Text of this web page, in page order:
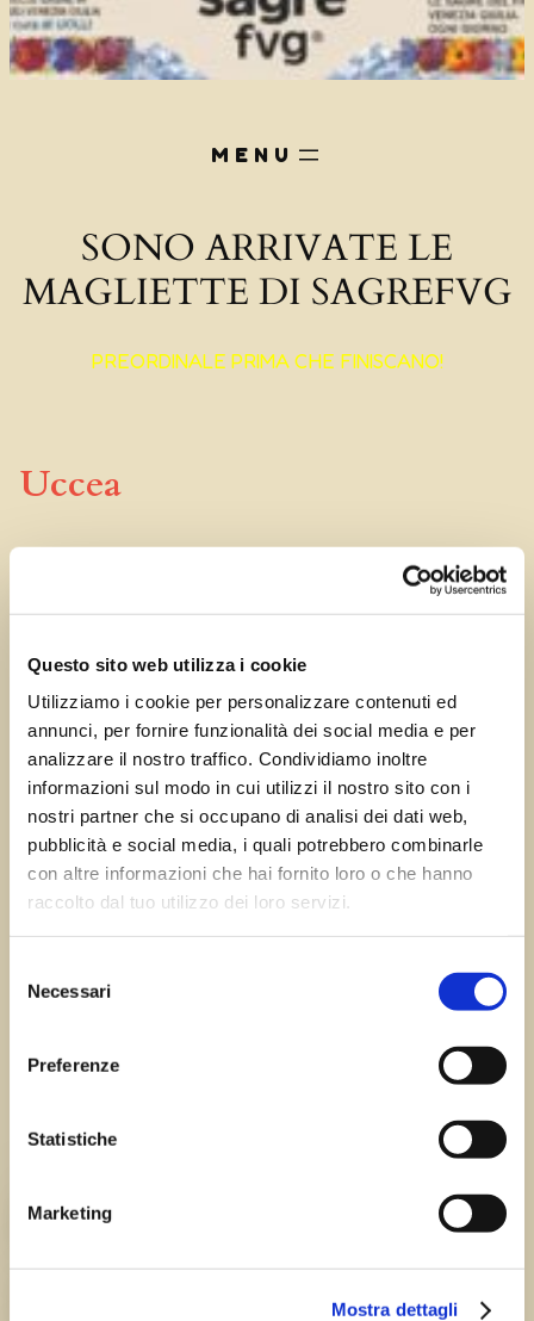
Questo sito web utilizza i cookie
Utilizziamo i cookie per personalizzare contenuti ed
annunci, per fornire funzionalità dei social media e per
analizzare il nostro traffico. Condividiamo inoltre
informazioni sul modo in cui utilizzi il nostro sito con i
nostri partner che si occupano di analisi dei dati web,
pubblicità e social media, i quali potrebbero combinarle
con altre informazioni che hai fornito loro o che hanno
raccolto dal tuo utilizzo dei loro servizi.
delNecessari
Preferenze
Statistiche
Marketing
Mostra dettagli
SONO ARRIVATE LE
MAGLIETTE DI SAGREFVG
PREORDINALE PRIMA CHE FINISCANO!
Uccea
← Precedente: Ovasta
di Ovaro (UD)
Successivo:
Cavenzano (UD)
→
TEAM